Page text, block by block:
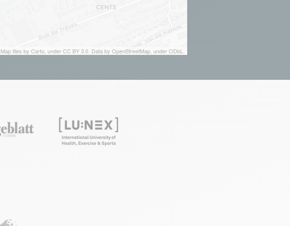
Map tiles by Carto, under CC BY 3.0. Data by OpenStreetMap, under ODbL.